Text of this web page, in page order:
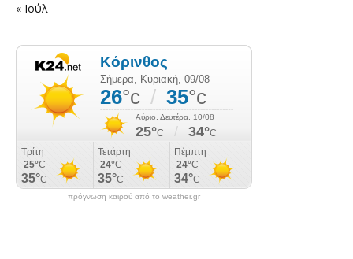
« Ιούλ
πρόγνωση καιρού από το weather.gr